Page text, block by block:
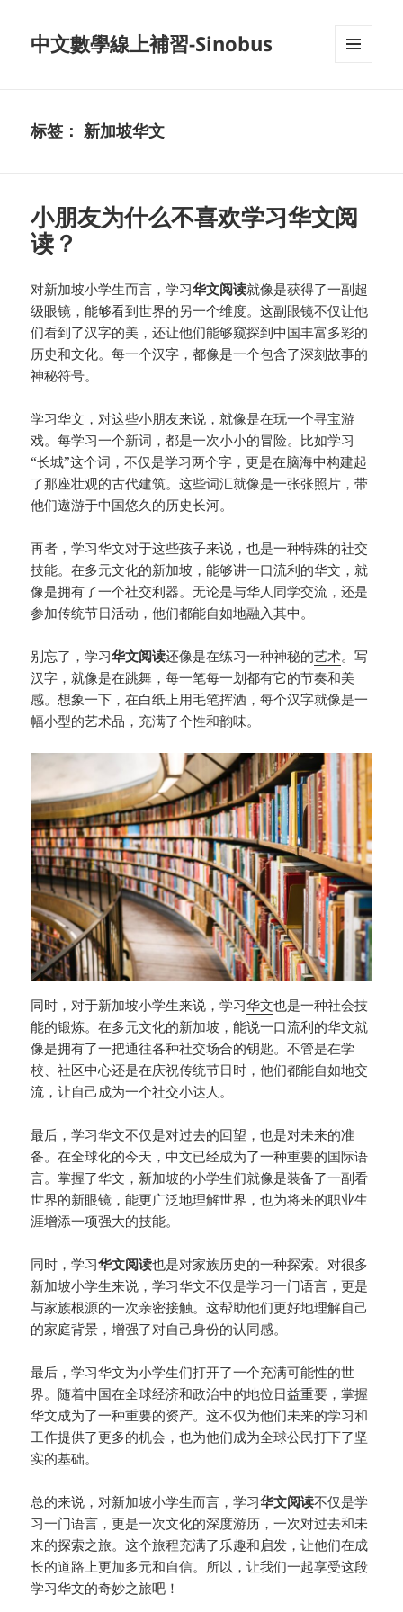
中文數學線上補習-Sinobus
标签：新加坡华文
小朋友为什么不喜欢学习华文阅
读？
对新加坡小学生而言，学习华文阅读就像是获得了一副超
级眼镜，能够看到世界的另一个维度。这副眼镜不仅让他
们看到了汉字的美，还让他们能够窥探到中国丰富多彩的
历史和文化。每一个汉字，都像是一个包含了深刻故事的
神秘符号。
学习华文，对这些小朋友来说，就像是在玩一个寻宝游
戏。每学习一个新词，都是一次小小的冒险。比如学习
“长城”这个词，不仅是学习两个字，更是在脑海中构建起
了那座壮观的古代建筑。这些词汇就像是一张张照片，带
他们遨游于中国悠久的历史长河。
再者，学习华文对于这些孩子来说，也是一种特殊的社交
技能。在多元文化的新加坡，能够讲一口流利的华文，就
像是拥有了一个社交利器。无论是与华人同学交流，还是
参加传统节日活动，他们都能自如地融入其中。
别忘了，学习华文阅读还像是在练习一种神秘的艺术。写
汉字，就像是在跳舞，每一笔每一划都有它的节奏和美
感。想象一下，在白纸上用毛笔挥洒，每个汉字就像是一
幅小型的艺术品，充满了个性和韵味。
同时，对于新加坡小学生来说，学习华文也是一种社会技
能的锻炼。在多元文化的新加坡，能说一口流利的华文就
像是拥有了一把通往各种社交场合的钥匙。不管是在学
校、社区中心还是在庆祝传统节日时，他们都能自如地交
流，让自己成为一个社交小达人。
最后，学习华文不仅是对过去的回望，也是对未来的准
备。在全球化的今天，中文已经成为了一种重要的国际语
言。掌握了华文，新加坡的小学生们就像是装备了一副看
世界的新眼镜，能更广泛地理解世界，也为将来的职业生
涯增添一项强大的技能。
同时，学习华文阅读也是对家族历史的一种探索。对很多
新加坡小学生来说，学习华文不仅是学习一门语言，更是
与家族根源的一次亲密接触。这帮助他们更好地理解自己
的家庭背景，增强了对自己身份的认同感。
最后，学习华文为小学生们打开了一个充满可能性的世
界。随着中国在全球经济和政治中的地位日益重要，掌握
华文成为了一种重要的资产。这不仅为他们未来的学习和
工作提供了更多的机会，也为他们成为全球公民打下了坚
实的基础。
总的来说，对新加坡小学生而言，学习华文阅读不仅是学
习一门语言，更是一次文化的深度游历，一次对过去和未
来的探索之旅。这个旅程充满了乐趣和启发，让他们在成
长的道路上更加多元和自信。所以，让我们一起享受这段
学习华文的奇妙之旅吧！